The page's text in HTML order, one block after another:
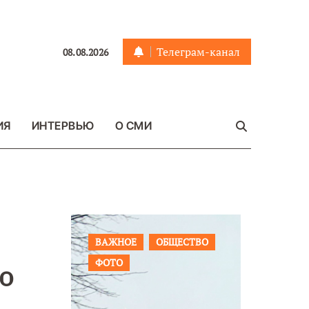
08.08.2026 Телеграм-канал
ИНТЕРВЬЮ О СМИ
ПРОИСШЕСТВИЯ ФОТО